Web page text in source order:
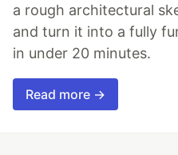
a rough architectural
and turn it into a fully
in under 20 minutes.
Read more →